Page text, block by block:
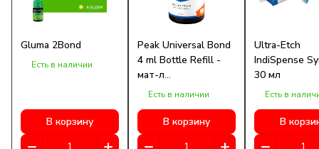
Gluma 2Bond
Есть в наличии
В корзину
Peak Universal Bond
4 ml Bottle Refill -
мат-л
стоматологический
Есть в наличии
В корзину
Ultra-Etch
IndiSpense
30 мл
Есть в
В